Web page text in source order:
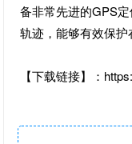
备非常先进的GPS
轨迹，能够有效保
【下载链接】：